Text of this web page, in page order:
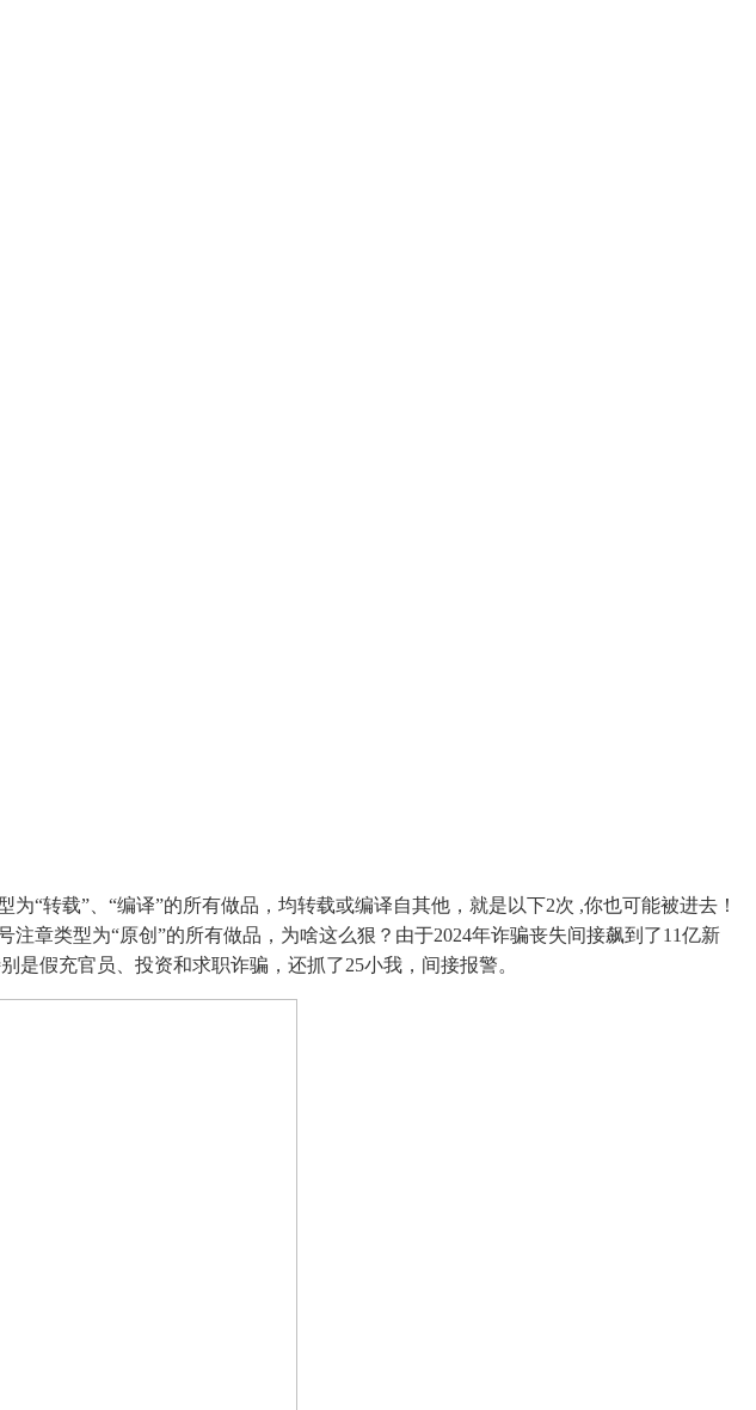
转载”、“编译”的所有做品，均转载或编译自其他，就是以下2次 ,你也可能被进去！
章类型为“原创”的所有做品，为啥这么狠？由于2024年诈骗丧失间接飙到了11亿新
假充官员、投资和求职诈骗，还抓了25小我，间接报警。